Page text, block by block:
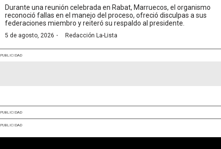
Durante una reunión celebrada en Rabat, Marruecos, el organismo
reconoció fallas en el manejo del proceso, ofreció disculpas a sus
federaciones miembro y reiteró su respaldo al presidente.
5 de agosto, 2026 · Redacción La-Lista
PUBLICIDAD
PUBLICIDAD
PUBLICIDAD